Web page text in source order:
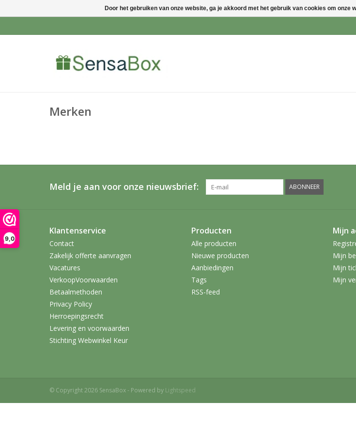
9,0
Merken
Meld je aan voor onze nieuwsbrief: ABONNEER
Klantenservice
Contact
Zakelijk offerte aanvragen
Vacatures
VerkoopVoorwaarden
Betaalmethoden
Privacy Policy
Herroepingsrecht
Levering en voorwaarden
Stichting Webwinkel Keur
Producten
Alle producten
Nieuwe producten
Aanbiedingen
Tags
RSS-feed
Mijn
Mijn
Mijn
Mijn
© Copyright 2026 SensaBox - Powered by Lightspeed
Door het gebruiken van onze website, ga je akkoord met het gebruik van cookies om onze